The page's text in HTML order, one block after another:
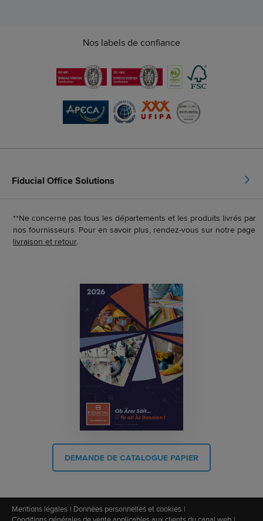
Nos labels de confiance
Fiducial Office Solutions
**Ne concerne pas tous les départements et les produits livrés par
nos fournisseurs. Pour en savoir plus, rendez-vous sur notre page
livraison et retour.
DEMANDE DE CATALOGUE PAPIER
Mentions légales
Données personnelles et cookies